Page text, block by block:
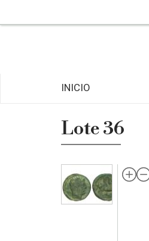
INICIO
Lote 36